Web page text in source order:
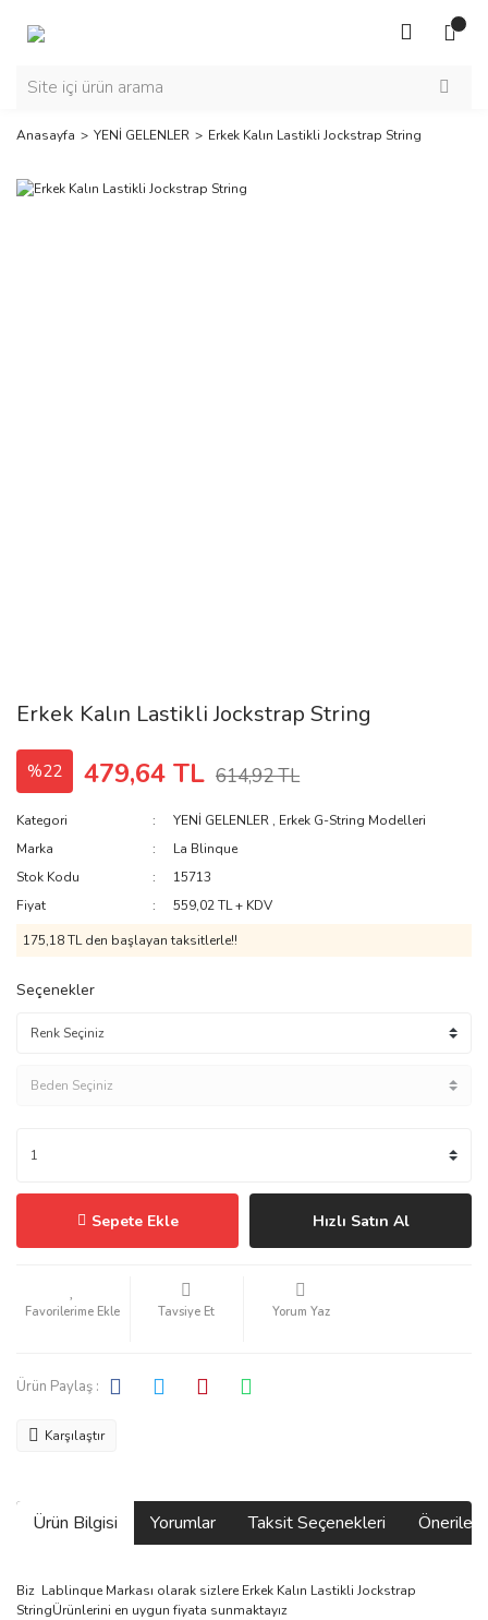
Anasayfa YENİ GELENLER Erkek Kalın Lastikli Jockstrap String
Erkek Kalın Lastikli Jockstrap String
%22 479,64 TL 614,92 TL
Kategori YENİ GELENLER , Erkek G-String Modelleri
Marka
La Blinque
Stok Kodu
15713
Fiyat
559,02 TL + KDV
175,18 TL den başlayan taksitlerle!!
Seçenekler
Sepete Ekle Hızlı Satın Al
Tavsiye Et Yorum Yaz
Ürün Paylaş :
Karşılaştır
Ürün Bilgisi Yorumlar Taksit Seçenekleri
Biz Lablinque Markası olarak sizlere Erkek Kalın Lastikli Jockstrap
StringÜrünlerini en uygun fiyata sunmaktayız